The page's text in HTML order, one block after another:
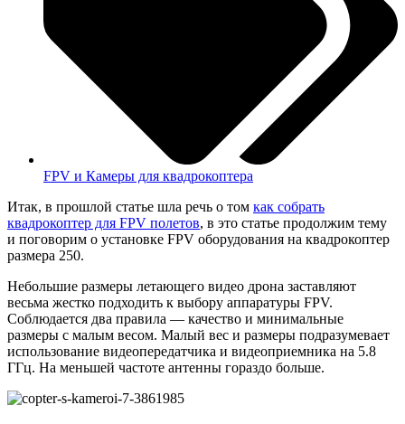
FPV и Камеры для квадрокоптера
Итак, в прошлой статье шла речь о том как собрать
квадрокоптер для FPV полетов, в это статье продолжим тему
и поговорим о установке FPV оборудования на квадрокоптер
размера 250.
Небольшие размеры летающего видео дрона заставляют
весьма жестко подходить к выбору аппаратуры FPV.
Соблюдается два правила — качество и минимальные
размеры с малым весом. Малый вес и размеры подразумевает
использование видеопередатчика и видеоприемника на 5.8
ГГц. На меньшей частоте антенны гораздо больше.